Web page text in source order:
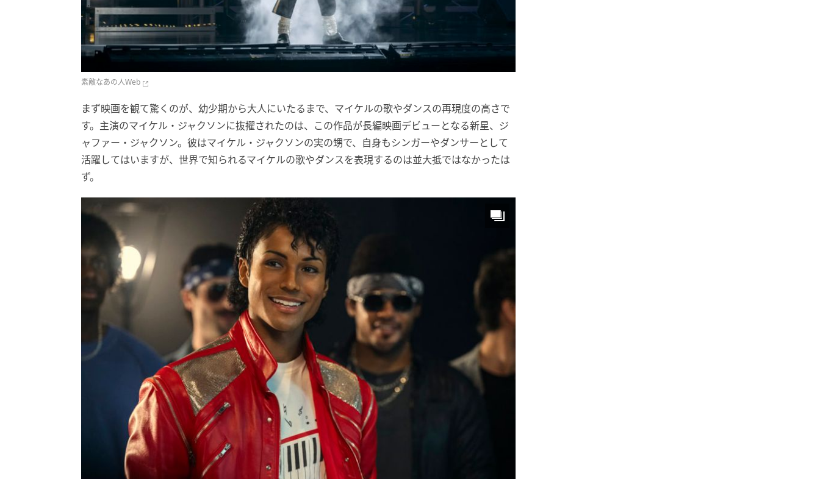
素敵なあの人Web
まず映画を観て驚くのが、幼少期から大人にいたるまで、マイケルの歌やダンスの再現度の高さで
す。主演のマイケル・ジャクソンに抜擢されたのは、この作品が長編映画デビューとなる新星、ジ
ャファー・ジャクソン。彼はマイケル・ジャクソンの実の甥で、自身もシンガーやダンサーとして
活躍してはいますが、世界で知られるマイケルの歌やダンスを表現するのは並大抵ではなかったは
ず。